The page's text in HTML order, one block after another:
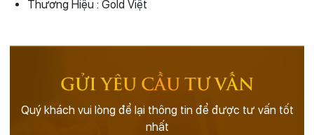
Thương Hiệu : Gold Việt
GỬI YÊU CẦU TƯ VẤN
Quý khách vui lòng để lại thông tin để được tư vấn tốt
nhất